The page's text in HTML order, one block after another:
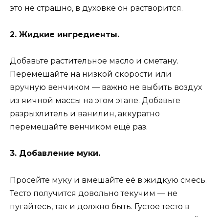
это не страшно, в духовке он растворится.
2. Жидкие ингредиенты.
Добавьте растительное масло и сметану.
Перемешайте на низкой скорости или
вручную венчиком — важно не выбить воздух
из яичной массы на этом этапе. Добавьте
разрыхлитель и ванилин, аккуратно
перемешайте венчиком ещё раз.
3. Добавление муки.
Просейте муку и вмешайте её в жидкую смесь.
Тесто получится довольно текучим — не
пугайтесь, так и должно быть. Густое тесто в